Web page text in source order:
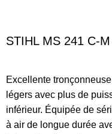
STIHL MS 241 C-
Excellente
légers avec plus de
inférieur. Équipée de
à air de longue durée